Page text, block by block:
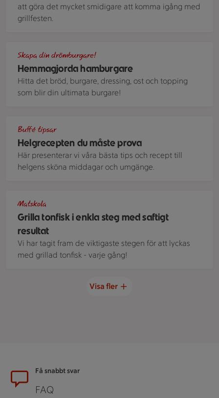
att göra det mycket smidigare att komma igång med
grillfesten.
Hemmagjorda hamburgare
Skapa din drömburgare!
Hitta det bröd, burgare, dressing, ost och topping
som blir din ultimata burgare!
Helgrecepten du måste prova
Buffé tipsar
Här presenterar vi våra bästa tips och recept till
helgens sköna middagar och umgänge.
Grilla tonfisk i enkla steg med saftigt
resultat
Matskola
Vi har tagit fram de viktigaste stegen för att lyckas
med grillad tonfisk - varje gång!
Visa fler
SidfotFå snabbt svar
FAQ